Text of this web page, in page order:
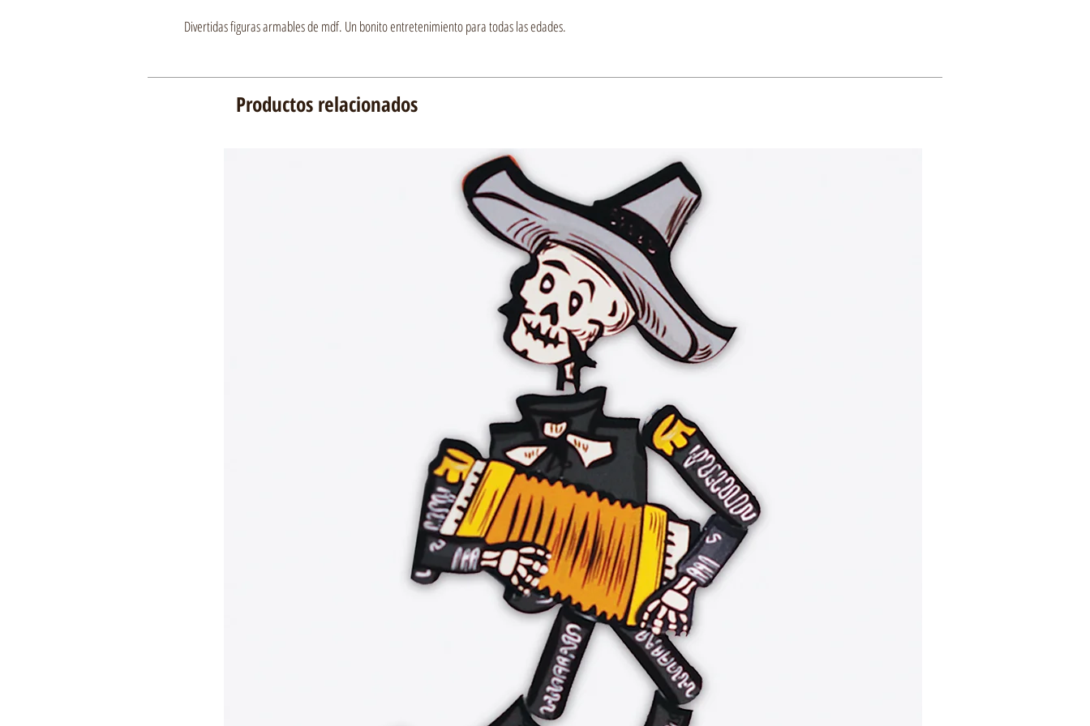
Divertidas figuras armables de mdf. Un bonito entretenimiento para todas las edades.
Productos relacionados